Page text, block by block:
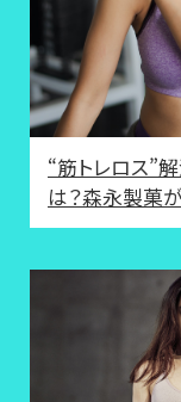
“筋トレロス”
は？森永製菓